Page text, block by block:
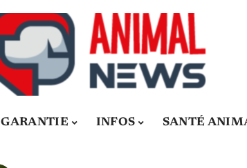
GARANTIE INFOS SANTÉ